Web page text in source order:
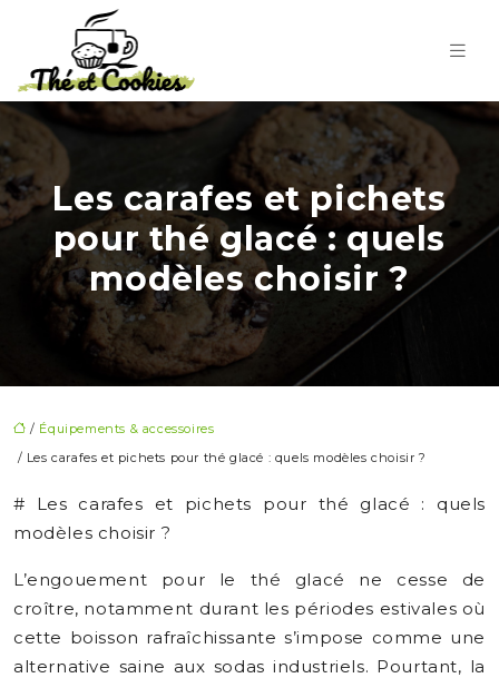
Les carafes et pichets
pour thé glacé : quels
modèles choisir ?
/ Équipements & accessoires
/ Les carafes et pichets pour thé glacé : quels modèles choisir ?
# Les carafes et pichets pour thé glacé : quels
modèles choisir ?
L’engouement pour le thé glacé ne cesse de
croître, notamment durant les périodes estivales où
cette boisson rafraîchissante s’impose comme une
alternative saine aux sodas industriels. Pourtant, la